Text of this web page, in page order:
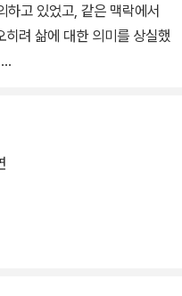
하고 있었고, 같은 맥락에서
려 삶에 대한 의미를 상실했
로운 삶을 건립하려고 한다.
종된 시대에 새로운 삶을 위
대한 해답의 실마리를 제